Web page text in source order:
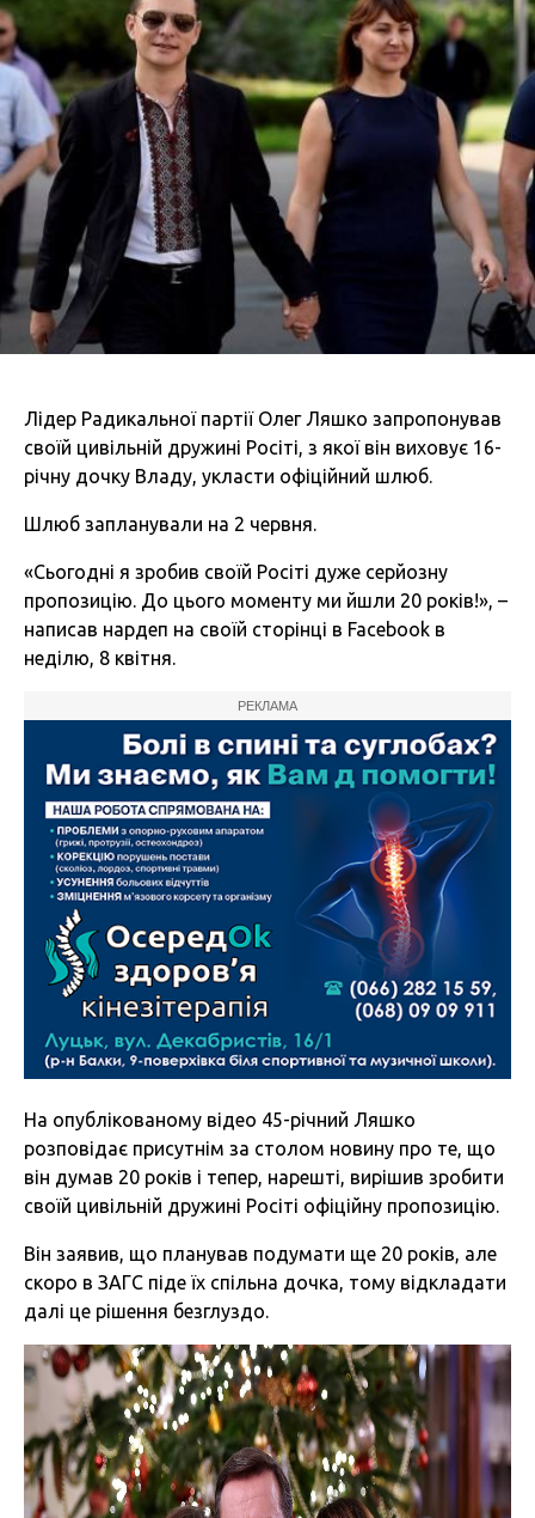
Лідер Радикальної партії Олег Ляшко запропонував
своїй цивільній дружині Росіті, з якої він виховує 16-
річну дочку Владу, укласти офіційний шлюб.
Шлюб запланували на 2 червня.
«Сьогодні я зробив своїй Росіті дуже серйозну
пропозицію. До цього моменту ми йшли 20 років!», –
написав нардеп на своїй сторінці в Facebook в
неділю, 8 квітня.
РЕКЛАМА
На опублікованому відео 45-річний Ляшко
розповідає присутнім за столом новину про те, що
він думав 20 років і тепер, нарешті, вирішив зробити
своїй цивільній дружині Росіті офіційну пропозицію.
Він заявив, що планував подумати ще 20 років, але
скоро в ЗАГС піде їх спільна дочка, тому відкладати
далі це рішення безглуздо.